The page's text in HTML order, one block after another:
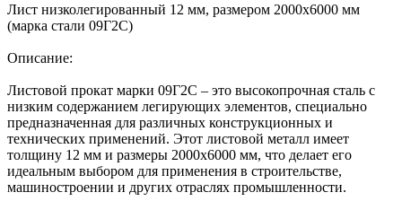
Лист низколегированный 12 мм, размером 2000х6000 мм
(марка стали 09Г2С)
Описание:
Листовой прокат марки 09Г2С – это высокопрочная сталь с
низким содержанием легирующих элементов, специально
предназначенная для различных конструкционных и
технических применений. Этот листовой металл имеет
толщину 12 мм и размеры 2000х6000 мм, что делает его
идеальным выбором для применения в строительстве,
машиностроении и других отраслях промышленности.